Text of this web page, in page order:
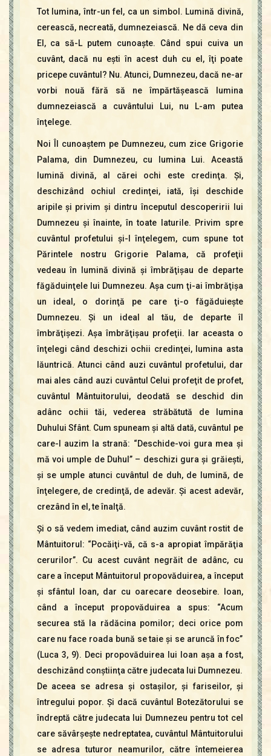
Tot lumina, într-un fel, ca un simbol. Lumină divină,
cerească, necreată, dumnezeiască. Ne dă ceva din
El, ca să-L putem cunoaşte. Când spui cuiva un
cuvânt, dacă nu eşti în acest duh cu el, îţi poate
pricepe cuvântul? Nu. Atunci, Dumnezeu, dacă ne-ar
vorbi nouă fără să ne împărtăşească lumina
dumnezeiască a cuvântului Lui, nu L-am putea
înţelege.
Noi Îl cunoaştem pe Dumnezeu, cum zice Grigorie
Palama, din Dumnezeu, cu lumina Lui. Această
lumină divină, al cărei ochi este credinţa. Şi,
deschizând ochiul credinţei, iată, îşi deschide
aripile şi privim şi dintru începutul descoperirii lui
Dumnezeu şi înainte, în toate laturile. Privim spre
cuvântul profetului şi-l înţelegem, cum spune tot
Părintele nostru Grigorie Palama, că profeţii
vedeau în lumină divină şi îmbrăţişau de departe
făgăduinţele lui Dumnezeu. Aşa cum ţi-ai îmbrăţişa
un ideal, o dorinţă pe care ţi-o făgăduieşte
Dumnezeu. Şi un ideal al tău, de departe îl
îmbrăţişezi. Aşa îmbrăţişau profeţii. Iar aceasta o
înţelegi când deschizi ochii credinţei, lumina asta
lăuntrică. Atunci când auzi cuvântul profetului, dar
mai ales când auzi cuvântul Celui profeţit de profet,
cuvântul Mântuitorului, deodată se deschid din
adânc ochii tăi, vederea străbătută de lumina
Duhului Sfânt. Cum spuneam şi altă dată, cuvântul pe
care-l auzim la strană: “Deschide-voi gura mea şi
mă voi umple de Duhul” – deschizi gura şi grăieşti,
şi se umple atunci cuvântul de duh, de lumină, de
înţelegere, de credinţă, de adevăr. Şi acest adevăr,
crezând în el, te înalţă.
Şi o să vedem imediat, când auzim cuvânt rostit de
Mântuitorul: “Pocăiţi-vă, că s-a apropiat împărăţia
cerurilor”. Cu acest cuvânt negrăit de adânc, cu
care a început Mântuitorul propovăduirea, a început
şi sfântul Ioan, dar cu oarecare deosebire. Ioan,
când a început propovăduirea a spus: “Acum
securea stă la rădăcina pomilor; deci orice pom
care nu face roada bună se taie şi se aruncă în foc”
(Luca 3, 9). Deci propovăduirea lui Ioan aşa a fost,
deschizând conştiinţa către judecata lui Dumnezeu.
De aceea se adresa şi ostaşilor, şi fariseilor, şi
întregului popor. Şi dacă cuvântul Botezătorului se
îndreptă către judecata lui Dumnezeu pentru tot cel
care săvârşeşte nedreptatea, cuvântul Mântuitorului
se adresa tuturor neamurilor, către întemeierea